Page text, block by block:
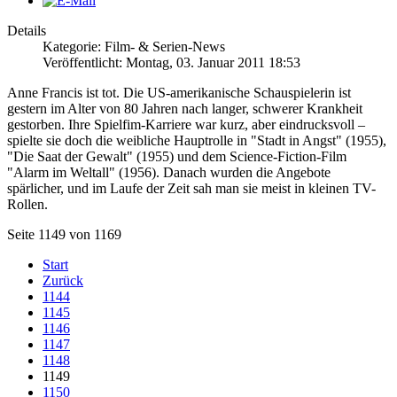
Details
Kategorie: Film- & Serien-News
Veröffentlicht: Montag, 03. Januar 2011 18:53
Anne Francis ist tot. Die US-amerikanische Schauspielerin ist
gestern im Alter von 80 Jahren nach langer, schwerer Krankheit
gestorben. Ihre Spielfim-Karriere war kurz, aber eindrucksvoll –
spielte sie doch die weibliche Hauptrolle in "Stadt in Angst" (1955),
"Die Saat der Gewalt" (1955) und dem Science-Fiction-Film
"Alarm im Weltall" (1956). Danach wurden die Angebote
spärlicher, und im Laufe der Zeit sah man sie meist in kleinen TV-
Rollen.
Seite 1149 von 1169
Start
Zurück
1144
1145
1146
1147
1148
1149
1150